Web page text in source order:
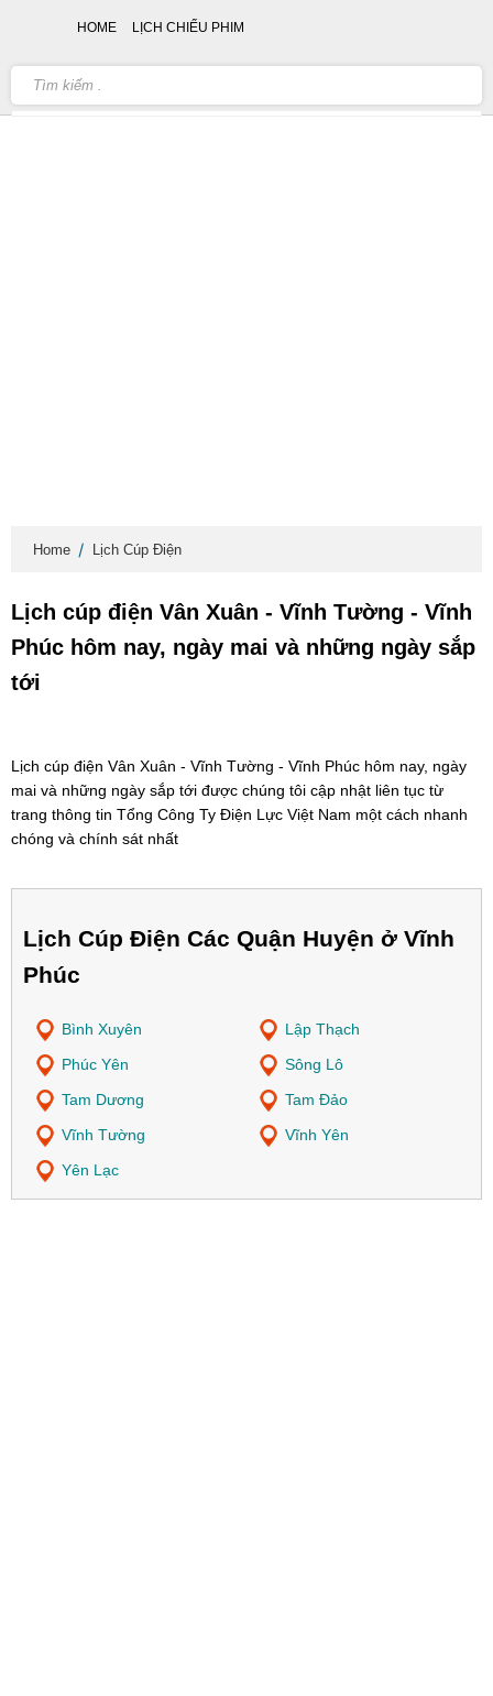
Home Lịch Cúp Điện
Lịch cúp điện Vân Xuân - Vĩnh Tường - Vĩnh
Phúc hôm nay, ngày mai và những ngày sắp
tới
Lịch cúp điện Vân Xuân - Vĩnh Tường - Vĩnh Phúc hôm nay, ngày
mai và những ngày sắp tới được chúng tôi cập nhật liên tục từ
trang thông tin Tổng Công Ty Điện Lực Việt Nam một cách nhanh
chóng và chính sát nhất
Lịch Cúp Điện Các Quận Huyện ở Vĩnh
Phúc
Bình Xuyên
Lập Thạch
Phúc Yên
Sông Lô
Tam Dương
Tam Đảo
Vĩnh Tường
Vĩnh Yên
Yên Lạc
HOME LỊCH CHIẾU PHIM